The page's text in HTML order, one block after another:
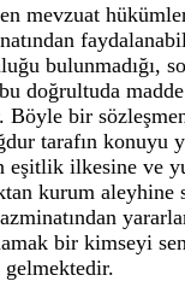
mevzuat
bulunmadığı,
doğrultuda madde
Böyle bir
tarafın konuyu
eşitlik ilkesine ve
kurum aleyhine
bir kimseyi
gelmektedir.